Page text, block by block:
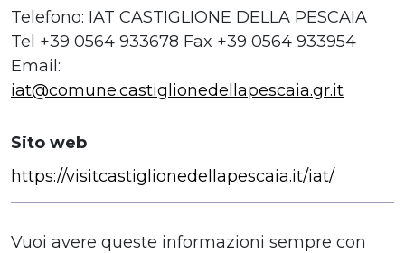
Telefono: IAT CASTIGLIONE DELLA PESCAIA
Tel +39 0564 933678 Fax +39 0564 933954
Email:
iat@comune.castiglionedellapescaia.gr.it
Sito web
https://visitcastiglionedellapescaia.it/iat/
Vuoi avere queste informazioni sempre con